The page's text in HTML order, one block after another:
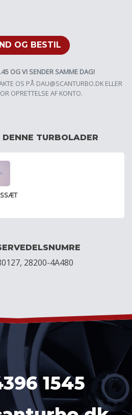
OG BESTIL
OG VI SENDER SAMME DAG!
OS PÅ DAU@SCANTURBO.DKELLER
OPRETTELSE AF KONTO.
TURBOLADER
28200-4A480
1545